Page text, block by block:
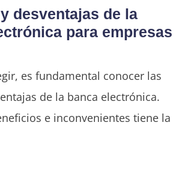
desventajas de la
para empresas
es fundamental conocer las
de la banca electrónica.
e inconvenientes tiene la